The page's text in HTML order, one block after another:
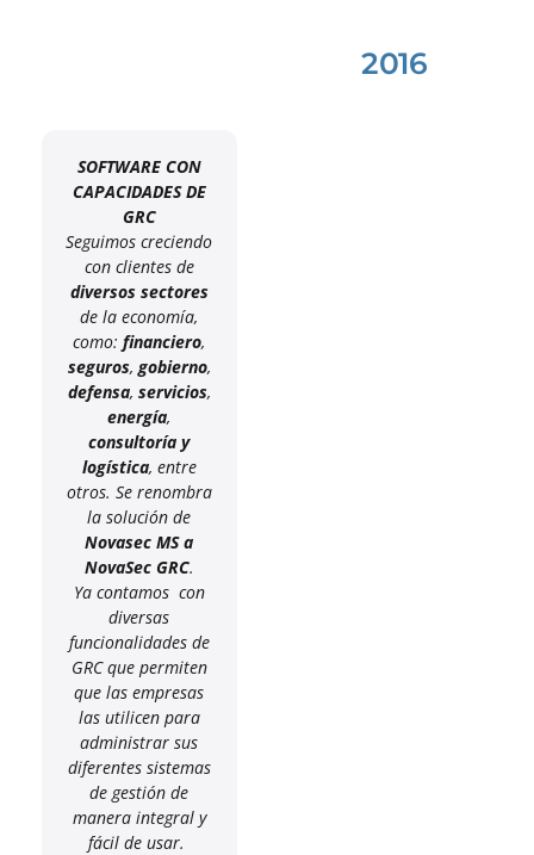
2016
SOFTWARE CON
CAPACIDADES DE
GRC
Seguimos creciendo
con clientes de
diversos sectores
de la economía,
como:financiero,
seguros,gobierno,
defensa, servicios,
energía,
consultoría y
logística, entre
otros. Se renombra
la solución de
Novasec MS a
NovaSec GRC.
Ya contamos con
diversas
funcionalidades de
GRC que permiten
que las empresas
las utilicen para
administrar sus
diferentes sistemas
de gestión de
manera integral y
fácil de usar.